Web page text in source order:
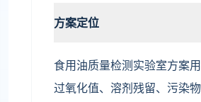
方案定位
食用油质量检测实验室方案用
过氧化值、溶剂残留、污染